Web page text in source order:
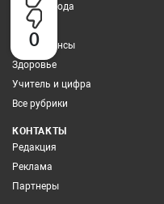
0
Учитель года
Грамотей
Про финансы
Здоровье
Учитель и цифра
Все рубрики
КОНТАКТЫ
Редакция
Реклама
Партнеры